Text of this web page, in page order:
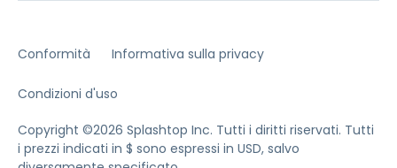
Conformità Informativa sulla privacy
Condizioni d'uso
Copyright ©2026 Splashtop Inc. Tutti i diritti riservati. Tutti
i prezzi indicati in $ sono espressi in USD, salvo